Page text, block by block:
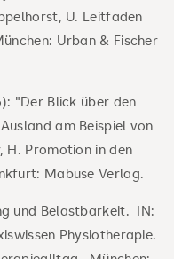
U. Leitfaden
Urban & Fischer
"Der Blick über den
am Beispiel von
Promotion in den
Mabuse Verlag.
und Belastbarkeit. IN:
Physiotherapie.